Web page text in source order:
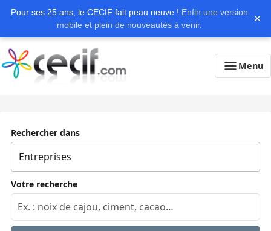
Pour ses 25 ans, le CECIF fait peau neuve ! Enfin une version
mobile et plein de nouveautés à venir.
×
Menu
Rechercher dans
Votre recherche